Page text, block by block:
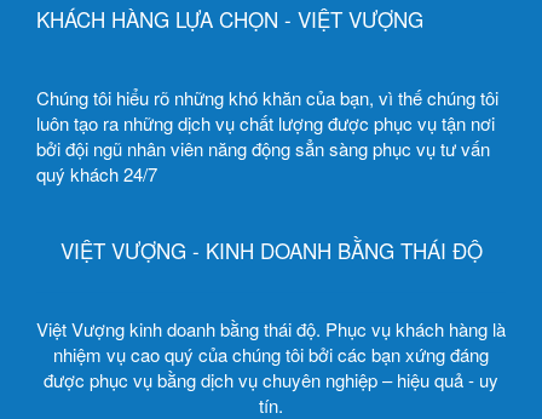
KHÁCH HÀNG LỰA CHỌN - VIỆT VƯỢNG
Chúng tôi hiểu rõ những khó khăn của bạn, vì thế chúng tôi
luôn tạo ra những dịch vụ chất lượng được phục vụ tận nơi
bởi đội ngũ nhân viên năng động sẳn sàng phục vụ tư vấn
quý khách 24/7
VIỆT VƯỢNG - KINH DOANH BẰNG THÁI ĐỘ
Việt Vượng kinh doanh bằng thái độ. Phục vụ khách hàng là
nhiệm vụ cao quý của chúng tôi bởi các bạn xứng đáng
được phục vụ bằng dịch vụ chuyên nghiệp – hiệu quả - uy
tín.